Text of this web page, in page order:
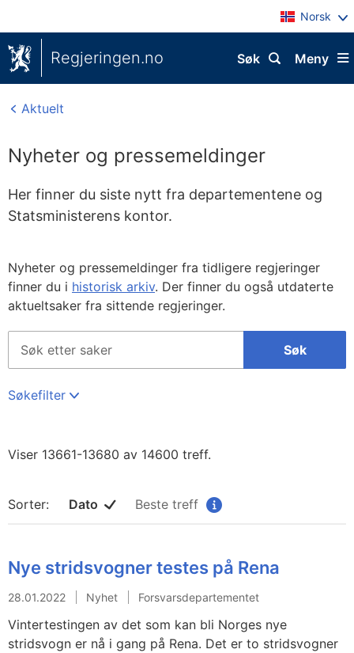
Norsk
Regjeringen.no Meny
Søk
Aktuelt
Nyheter og pressemeldinger
Her finner du siste nytt fra departementene og
Statsministerens kontor.
Nyheter og pressemeldinger fra tidligere regjeringer
finner du i historisk arkiv. Der finner du også utdaterte
aktueltsaker fra sittende regjeringer.
på
hele
regjeringen.no
Søk
Søkefilter
Viser 13661-13680 av 14600 treff.
Sorter: Dato Beste treff
Nye stridsvogner testes på Rena
28.01.2022 Nyhet Forsvarsdepartementet
Vintertestingen av det som kan bli Norges nye
stridsvogn er nå i gang på Rena. Det er to stridsvogner